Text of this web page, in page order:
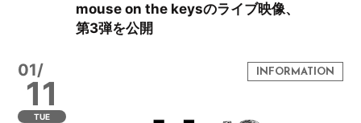
mouse on the keysのライブ映像、
第3弾を公開
01/
11
TUE